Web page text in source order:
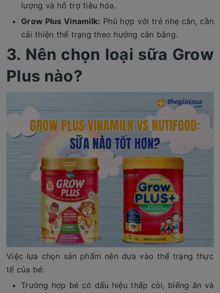
lượng và hỗ trợ tiêu hóa.
Grow Plus Vinamilk: Phù hợp với trẻ nhẹ cân, cần
cải thiện thể trạng theo hướng cân bằng.
3. Nên chọn loại sữa Grow
Plus nào?
Việc lựa chọn sản phẩm nên dựa vào thể trạng thực
tế của bé:
Trường hợp bé có dấu hiệu thấp còi, biếng ăn và